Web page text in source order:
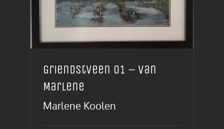
Griendstveen 01 – van
Marlene
Marlene Koolen